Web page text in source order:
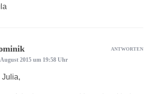
August 2015 um 19:58 Uhr
Julia,
ANTWORTEN